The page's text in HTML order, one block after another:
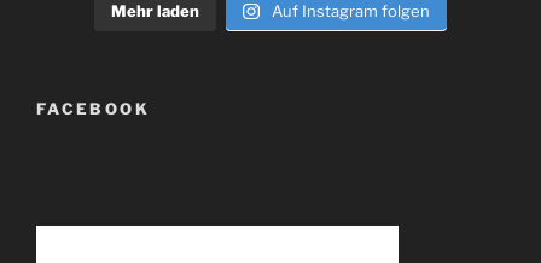
Mehr laden Auf Instagram folgen
FACEBOOK